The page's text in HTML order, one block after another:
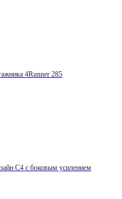
4Runner 285
C4 с боковым усилением